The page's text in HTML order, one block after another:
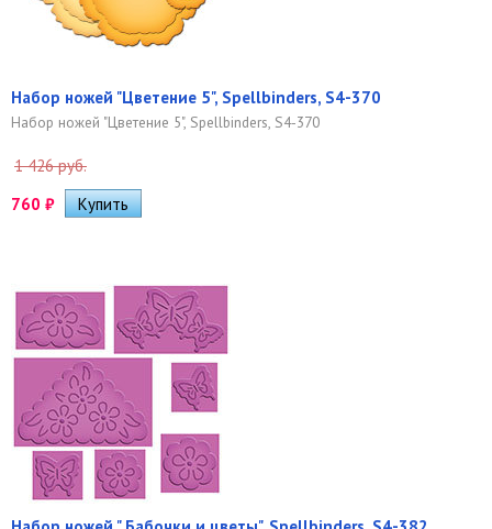
Набор ножей "Цветение 5", Spellbinders, S4-370
Набор ножей "Цветение 5", Spellbinders, S4-370
1 426 руб.
760 ₽